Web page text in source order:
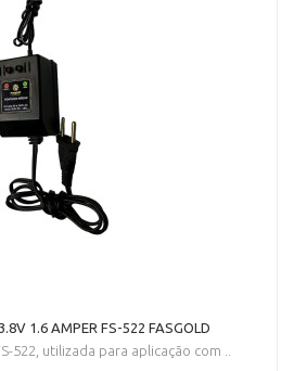
1.6 AMPER FS-522 FASGOLD
522, utilizada para aplicação com ..